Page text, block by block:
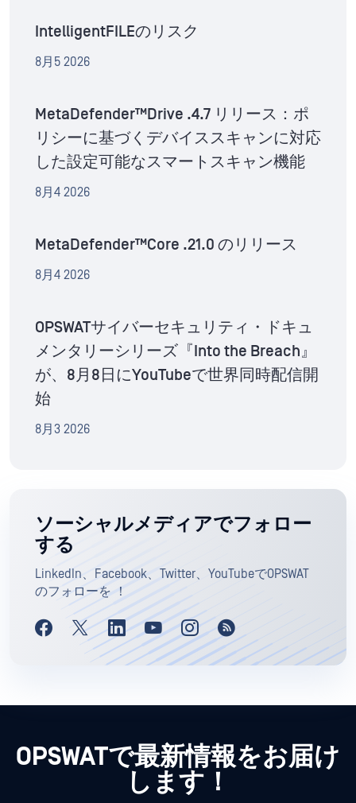
IntelligentFILEのリスク
8月5 2026
MetaDefender™Drive .4.7 リリース：ポ
リシーに基づくデバイススキャンに対応
した設定可能なスマートスキャン機能
8月4 2026
MetaDefender™Core .21.0 のリリース
8月4 2026
OPSWATサイバーセキュリティ・ドキュ
メンタリーシリーズ『Into the Breach』
が、8月8日にYouTubeで世界同時配信開
始
8月3 2026
ソーシャルメディアでフォロー
する
LinkedIn、Facebook、Twitter、YouTubeでOPSWAT
のフォローを ！
OPSWATで最新情報をお届け
します！